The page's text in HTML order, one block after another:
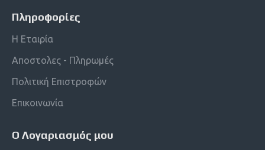
Πληροφορίες
Η Εταιρία
Αποστολες - Πληρωμές
Πολιτική Επιστροφών
Επικοινωνία
Ο Λογαριασμός μου